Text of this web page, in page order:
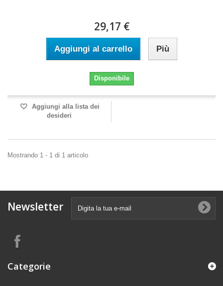
29,17 €
Aggiungi al carrello Più
Disponibile
Aggiungi alla lista dei
desideri
Mostrando 1 - 1 di 1 articolo
Newsletter
Categorie